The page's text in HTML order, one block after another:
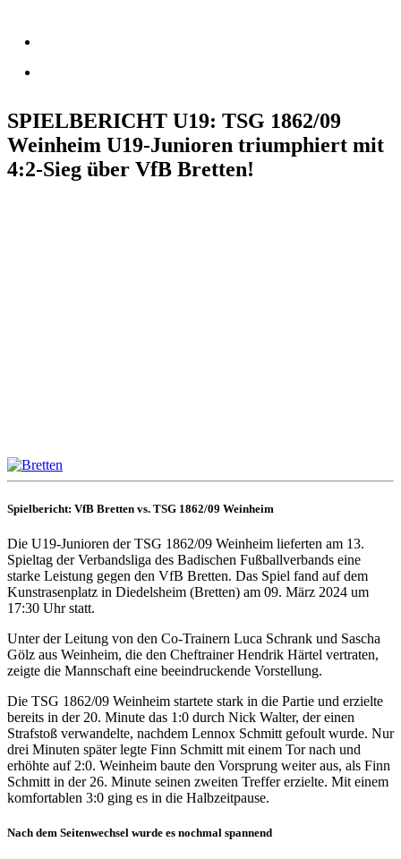
SPIELBERICHT U19: TSG 1862/09
Weinheim U19-Junioren triumphiert mit
4:2-Sieg über VfB Bretten!
Spielbericht: VfB Bretten vs. TSG 1862/09 Weinheim
Die U19-Junioren der TSG 1862/09 Weinheim lieferten am 13.
Spieltag der Verbandsliga des Badischen Fußballverbands eine
starke Leistung gegen den VfB Bretten. Das Spiel fand auf dem
Kunstrasenplatz in Diedelsheim (Bretten) am 09. März 2024 um
17:30 Uhr statt.
Unter der Leitung von den Co-Trainern Luca Schrank und Sascha
Gölz aus Weinheim, die den Cheftrainer Hendrik Härtel vertraten,
zeigte die Mannschaft eine beeindruckende Vorstellung.
Die TSG 1862/09 Weinheim startete stark in die Partie und erzielte
bereits in der 20. Minute das 1:0 durch Nick Walter, der einen
Strafstoß verwandelte, nachdem Lennox Schmitt gefoult wurde. Nur
drei Minuten später legte Finn Schmitt mit einem Tor nach und
erhöhte auf 2:0. Weinheim baute den Vorsprung weiter aus, als Finn
Schmitt in der 26. Minute seinen zweiten Treffer erzielte. Mit einem
komfortablen 3:0 ging es in die Halbzeitpause.
Nach dem Seitenwechsel wurde es nochmal spannend